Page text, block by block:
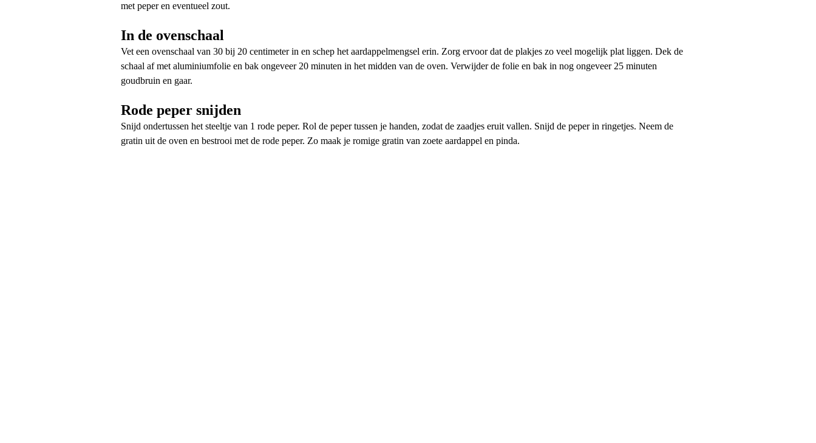
met peper en eventueel zout.
In de ovenschaal
Vet een ovenschaal van 30 bij 20 centimeter in en schep het aardappelmengsel erin. Zorg ervoor dat de plakjes zo veel mogelijk plat liggen. Dek de
schaal af met aluminiumfolie en bak ongeveer 20 minuten in het midden van de oven. Verwijder de folie en bak in nog ongeveer 25 minuten
goudbruin en gaar.
Rode peper snijden
Snijd ondertussen het steeltje van 1 rode peper. Rol de peper tussen je handen, zodat de zaadjes eruit vallen. Snijd de peper in ringetjes. Neem de
gratin uit de oven en bestrooi met de rode peper. Zo maak je romige gratin van zoete aardappel en pinda.